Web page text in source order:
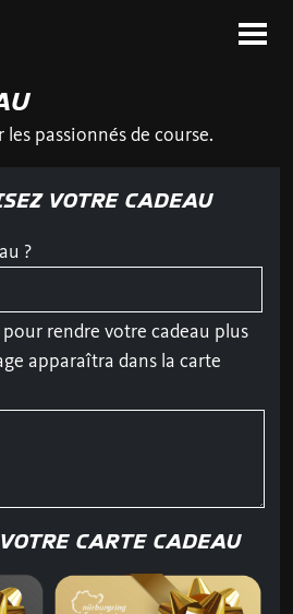
passionnés de course.
VOTRE CADEAU
?
rendre votre cadeau plus
apparaîtra dans la carte
CARTE CADEAU